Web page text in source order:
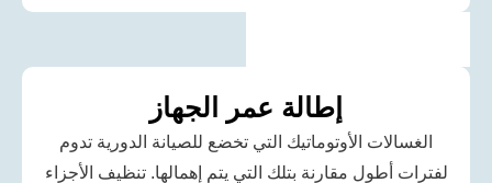
إطالة عمر الجهاز
الأوتوماتيك التي تخضع للصيانة الدورية تدوم
مقارنة بتلك التي يتم إهمالها. تنظيف الأجزاء